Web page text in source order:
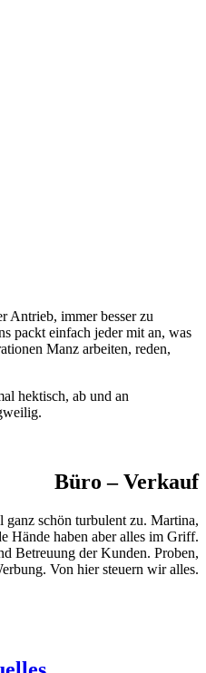
Antrieb, immer besser zu
packt einfach jeder mit an, was
Manz arbeiten, reden,
hektisch, ab und an
Büro – Verkauf
ganz schön turbulent zu. Martina,
Hände haben aber alles im Griff.
Betreuung der Kunden. Proben,
Von hier steuern wir alles.